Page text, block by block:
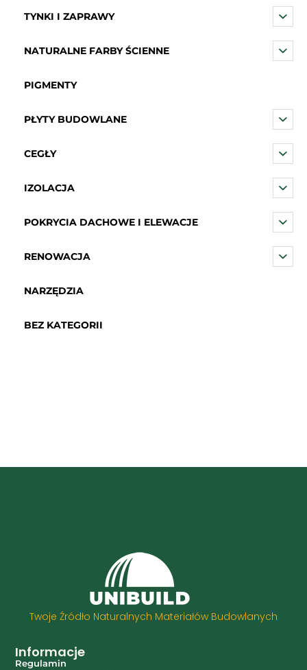
TYNKI I ZAPRAWY
NATURALNE FARBY ŚCIENNE
PIGMENTY
PŁYTY BUDOWLANE
CEGŁY
IZOLACJA
POKRYCIA DACHOWE I ELEWACJE
RENOWACJA
NARZĘDZIA
BEZ KATEGORII
Twoje Źródło Naturalnych Materiałów Budowlanych
Informacje
Regulamin